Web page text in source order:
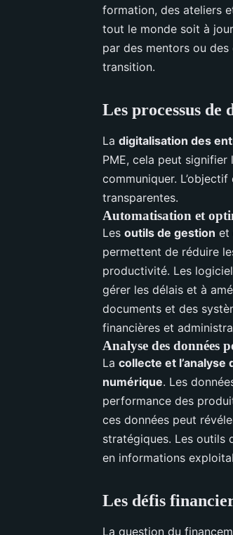
formation, des ateliers
tout le monde soit à
par des mentors ou
transition.
Les processus
La digitalisation des
PME, cela peut
communiquer.
transparentes.
Automatisation et
Les outils de gestion et
permettent de réduire
productivité. Les
gérer les délais et à
documents et des
financières et
Analyse des données
La collecte et l’analyse
numérique. Les
performance des
ces données peut
stratégiques. Les outils
en informations
Les défis
La question du